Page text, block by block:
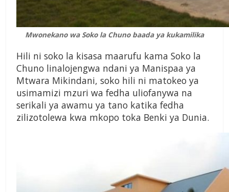
Mwonekano wa Soko la Chuno baada ya kukamilika
Hili ni soko la kisasa maarufu kama Soko la
Chuno linalojengwa ndani ya Manispaa ya
Mtwara Mikindani, soko hili ni matokeo ya
usimamizi mzuri wa fedha uliofanywa na
serikali ya awamu ya tano katika fedha
zilizotolewa kwa mkopo toka Benki ya Dunia.